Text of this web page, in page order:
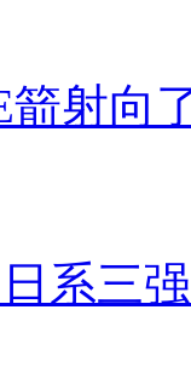
箭射向
系三